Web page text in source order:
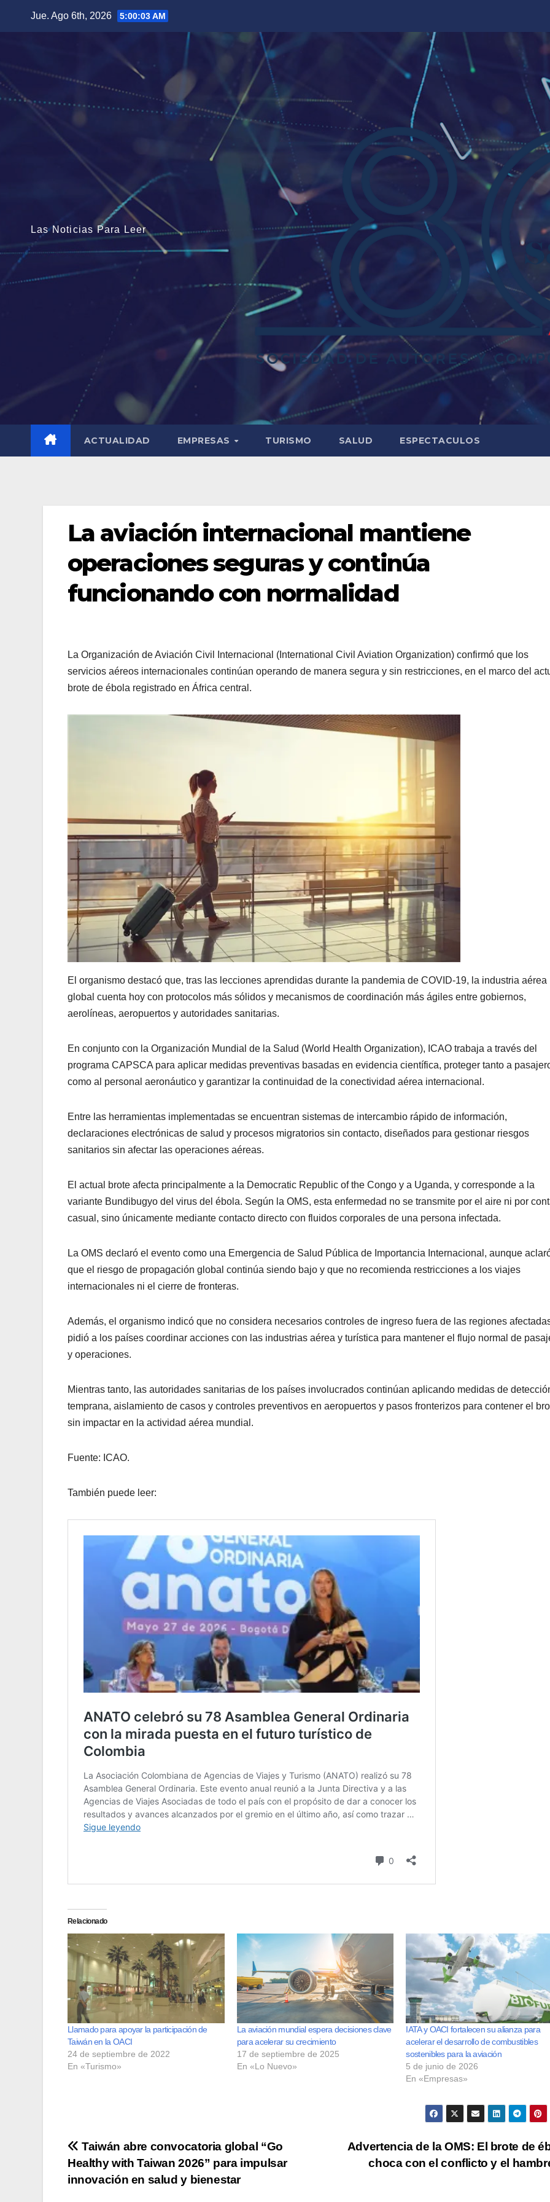
Jue. Ago 6th, 2026 5:00:04 AM
Las Noticias Para Leer
ACTUALIDAD EMPRESAS TURISMO SALUD ESPECTACULOS
La aviación internacional mantiene
operaciones seguras y continúa
funcionando con normalidad
La Organización de Aviación Civil Internacional (International Civil Aviation Organization) confirmó que los
servicios aéreos internacionales continúan operando de manera segura y sin restricciones, en el marco del
brote de ébola registrado en África central.
El organismo destacó que, tras las lecciones aprendidas durante la pandemia de COVID-19, la industria aérea
global cuenta hoy con protocolos más sólidos y mecanismos de coordinación más ágiles entre gobiernos,
aerolíneas, aeropuertos y autoridades sanitarias.
En conjunto con la Organización Mundial de la Salud (World Health Organization), ICAO trabaja a través del
programa CAPSCA para aplicar medidas preventivas basadas en evidencia científica, proteger tanto a
como al personal aeronáutico y garantizar la continuidad de la conectividad aérea internacional.
Entre las herramientas implementadas se encuentran sistemas de intercambio rápido de información,
declaraciones electrónicas de salud y procesos migratorios sin contacto, diseñados para gestionar riesgos
sanitarios sin afectar las operaciones aéreas.
El actual brote afecta principalmente a la Democratic Republic of the Congo y a Uganda, y corresponde a la
variante Bundibugyo del virus del ébola. Según la OMS, esta enfermedad no se transmite por el aire ni por
casual, sino únicamente mediante contacto directo con fluidos corporales de una persona infectada.
La OMS declaró el evento como una Emergencia de Salud Pública de Importancia Internacional, aunque
que el riesgo de propagación global continúa siendo bajo y que no recomienda restricciones a los viajes
internacionales ni el cierre de fronteras.
Además, el organismo indicó que no considera necesarios controles de ingreso fuera de las regiones
pidió a los países coordinar acciones con las industrias aérea y turística para mantener el flujo normal de
y operaciones.
Mientras tanto, las autoridades sanitarias de los países involucrados continúan aplicando medidas de
temprana, aislamiento de casos y controles preventivos en aeropuertos y pasos fronterizos para contener el
sin impactar en la actividad aérea mundial.
Fuente: ICAO.
También puede leer:
Relacionado
Llamado para apoyar la participación de
Taiwán en la OACI
24 de septiembre de 2022
En «Turismo»
La aviación mundial espera decisiones clave
para acelerar su crecimiento
17 de septiembre de 2025
En «Lo Nuevo»
IATA y OACI fortalecen su alianza para
acelerar el desarrollo de combustibles
sostenibles para la aviación
5 de junio de 2026
En «Empresas»
Navegación
de
Advertencia de la OMS: El brote de
choca con el conflicto y el
Taiwán abre convocatoria global “Go
Healthy with Taiwan 2026” para impulsar
innovación en salud y bienestar